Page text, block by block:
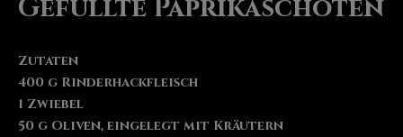
Gefüllte Paprikaschoten
Zutaten
400 g Rinderhackfleisch
1 Zwiebel
50 g Oliven, eingelegt mit Kräutern